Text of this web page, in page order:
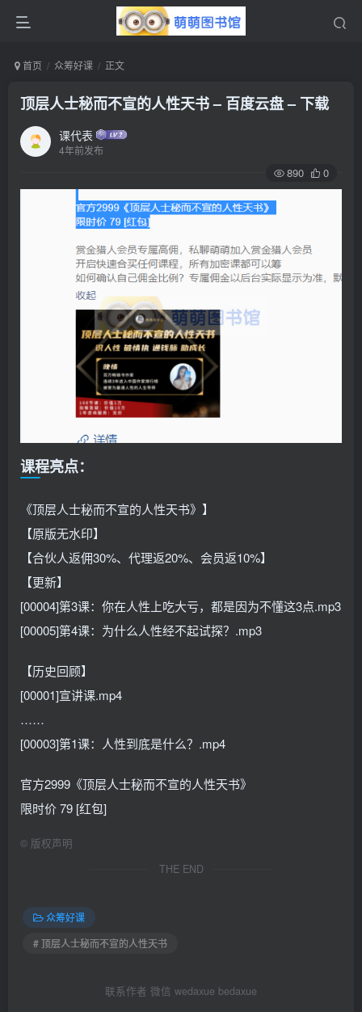
首页 众筹好课 正文
顶层人士秘而不宣的人性天书 – 百度云盘 – 下载
课代表
4年前发布
890 0
课程亮点：
《顶层人士秘而不宣的人性天书》】
【原版无水印】
【合伙人返佣30%、代理返20%、会员返10%】
【更新】
[00004]第3课：你在人性上吃大亏，都是因为不懂这3点.mp3
[00005]第4课：为什么人性经不起试探？.mp3
【历史回顾】
[00001]宣讲课.mp4
……
[00003]第1课：人性到底是什么？.mp4
官方2999《顶层人士秘而不宣的人性天书》
限时价 79 [红包]
© 版权声明
THE END
众筹好课
# 顶层人士秘而不宣的人性天书
联系作者 微信 wedaxue bedaxue